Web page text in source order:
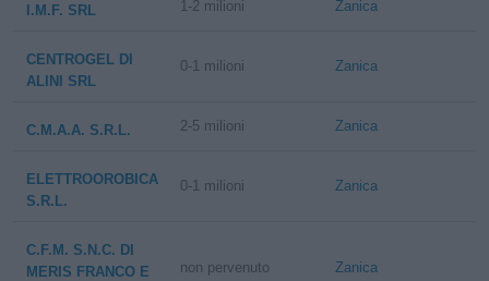
I.M.F. SRL 1-2 milioni Zanica
CENTROGEL DI
ALINI SRL
0-1 milioni Zanica
C.M.A.A. S.R.L. 2-5 milioni Zanica
ELETTROOROBICA
S.R.L.
0-1 milioni Zanica
C.F.M. S.N.C. DI
MERIS FRANCO E
non pervenuto Zanica